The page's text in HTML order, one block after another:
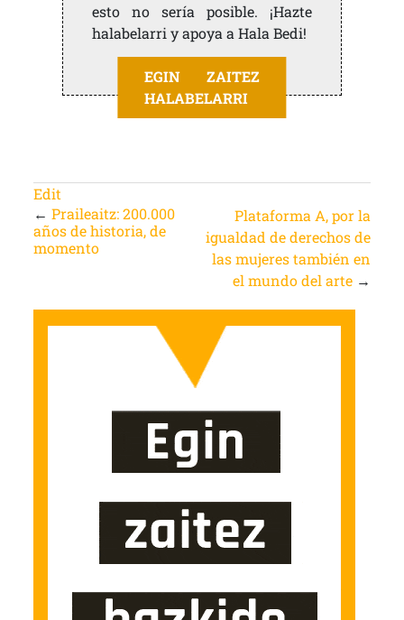
esto no sería posible. ¡Hazte
halabelarri y apoya a Hala Bedi!
EGIN ZAITEZ
HALABELARRI
Edit
← Praileaitz: 200.000
años de historia, de
momento
Plataforma A, por la
igualdad de derechos de
las mujeres también en
el mundo del arte →